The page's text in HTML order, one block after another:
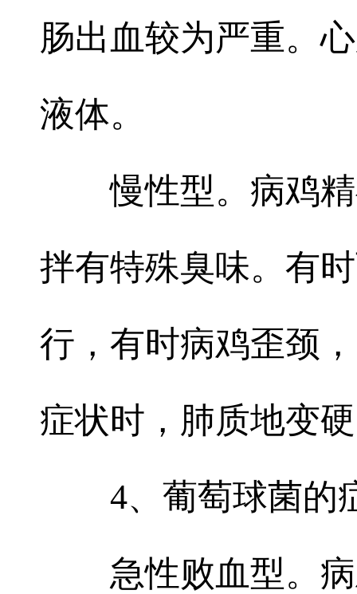
肠出血较为严重。
液体。
慢性型。病鸡
拌有特殊臭味。有
行，有时病鸡歪颈
症状时，肺质地变
4、葡萄球菌的
急性败血型。